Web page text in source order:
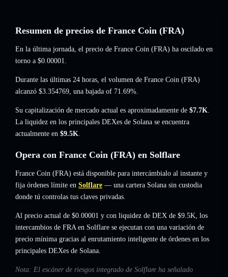
Resumen de precios de France Coin (FRA)
En la última jornada, el precio de France Coin (FRA) ha oscilado en
torno a $0.00001.
Durante las últimas 24 horas, el volumen de France Coin (FRA)
alcanzó $3.354769, una bajada of 71.69%.
Su capitalización de mercado actual es aproximadamente de $7.7K.
La liquidez en los principales DEXes de Solana se encuentra
actualmente en $9.5K.
Opera con France Coin (FRA) en Solflare
France Coin (FRA) está disponible para intercámbialo al instante y
fija órdenes límite en Solflare — una cartera Solana sin custodia
donde tú controlas tus claves privadas.
Al precio actual de $0.00001 y con liquidez de DEX de $9.5K, los
intercambios de FRA en Solflare se ejecutan con una variación de
precio mínima gracias al enrutamiento inteligente de órdenes en los
principales DEXes de Solana.
Nota: El escáner de riesgos integrado de Solflare ha señalado